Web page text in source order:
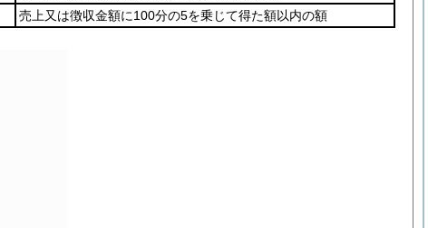
売上又は徴収金額に100分の5を乗じて得た額以内の額